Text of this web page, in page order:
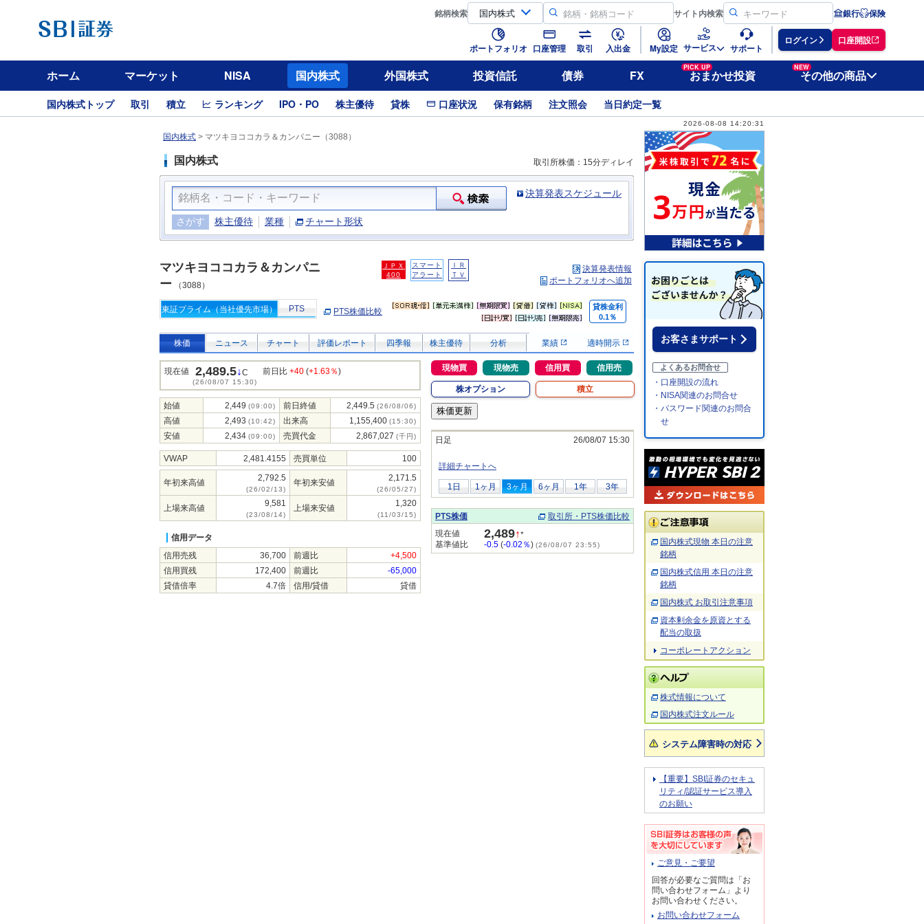
銘柄検索 サイト内検索 銀行 保険
ポートフォリオ 口座管理 取引 入出金 My設定 サービス サポート
ログイン 口座開設
ホーム マーケット NISA 国内株式 外国株式 投資信託 債券 FX
PICK UP
おまかせ投資
NEW
その他の商品
国内株式トップ 取引 積立 ランキング IPO・PO 株主優待 貸株 口座状況 保有銘柄 注文照会 当日約定一覧
2026-08-08 14:20:31
国内株式 > マツキヨココカラ＆カンパニー（3088）
国内株式 取引所株価：15分ディレイ
決算発表スケジュール
さがす 株主優待 業種 チャート形状
マツキヨココカラ＆カンパニ
ー （3088）
ＪＰＸ
400
スマート
アラート
ＩＲ
ＴＶ
決算発表情報
ポートフォリオへ追加
東証プライム（当社優先市場） PTS PTS株価比較
貸株金利
0.1％
株価 ニュース チャート 評価レポート 四季報 株主優待 分析 業績 適時開示
現在値 2,489.5↓C
(26/08/07 15:30)
前日比 +40 (+1.63％)
始値 2,449 (09:00) 前日終値 2,449.5 (26/08/06)
高値 2,493 (10:42) 出来高 1,155,400 (15:30)
安値 2,434 (09:00) 売買代金 2,867,027 (千円)
VWAP 2,481.4155 売買単位 100
年初来高値 2,792.5
(26/02/13)
年初来安値 2,171.5
(26/05/27)
上場来高値 9,581
(23/08/14)
上場来安値 1,320
(11/03/15)
信用データ
信用売残
36,700 前週比
+4,500
信用買残
172,400 前週比
-65,000
貸借倍率
4.7倍 信用/貸借 貸借
現物買 現物売 信用買 信用売
株オプション 積立
日足 26/08/07 15:30
詳細チャートへ
1日 1ヶ月 3ヶ月 6ヶ月 1年 3年
PTS株価
取引所・PTS株価比較
現在値
2,489↑*
基準値比
-0.5 (-0.02％) (26/08/07 23:55)
お客さまサポート
よくあるお問合せ
・口座開設の流れ
・NISA関連のお問合せ
・パスワード関連のお問合
せ
国内株式現物 本日の注意
銘柄
国内株式信用 本日の注意
銘柄
国内株式 お取引注意事項
資本剰余金を原資とする
配当の取扱
コーポレートアクション
株式情報について
国内株式注文ルール
システム障害時の対応
【重要】SBI証券のセキュ
リティ/認証サービス導入
のお願い
ご意見・ご要望
回答が必要なご質問は「お
問い合わせフォーム」より
お問い合わせください。
お問い合わせフォーム